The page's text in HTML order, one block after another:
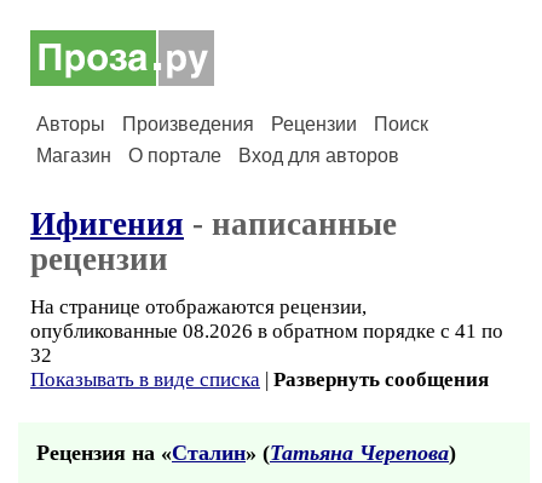
Авторы Произведения Рецензии
Поиск
Магазин
О портале Вход для авторов
Ифигения - написанные
рецензии
На странице отображаются рецензии,
опубликованные 08.2026 в обратном порядке с 41 по
32
Показывать в виде списка | Развернуть сообщения
Рецензия на «Сталин» (Татьяна Черепова)